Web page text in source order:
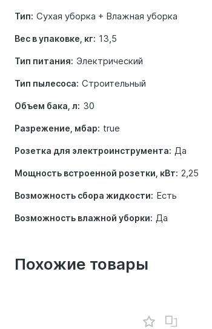
Тип: Сухая уборка + Влажная уборка
Вес в упаковке, кг: 13,5
Тип питания: Электрический
Тип пылесоса: Строительный
Объем бака, л: 30
Разрежение, мбар: true
Розетка для электроинструмента: Да
Мощность встроенной розетки, кВт: 2,25
Возможность сбора жидкости: Есть
Возможность влажной уборки: Да
Похожие товары